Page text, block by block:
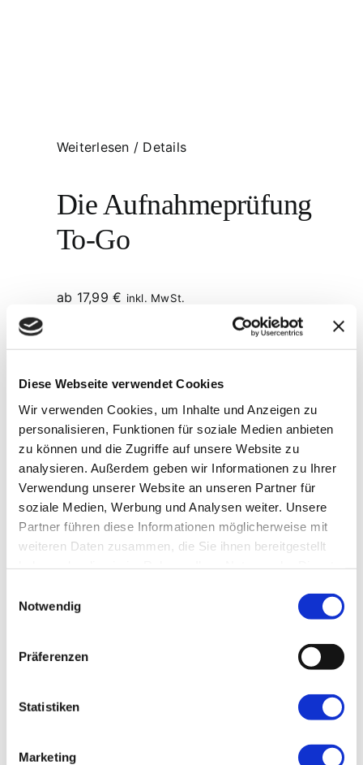
Diese Webseite verwendet Cookies
Wir verwenden Cookies, um Inhalte und Anzeigen zu
personalisieren, Funktionen für soziale Medien anbieten
zu können und die Zugriffe auf unsere Website zu
analysieren. Außerdem geben wir Informationen zu Ihrer
Verwendung unserer Website an unseren Partner für
soziale Medien, Werbung und Analysen weiter. Unsere
Partner führen diese Informationen möglicherweise mit
weiteren Daten zusammen, die Sie ihnen bereitgestellt
Notwendig
Präferenzen
Statistiken
Marketing
Weiterlesen / Details
Die Aufnahmeprüfung
To-Go
ab 17,99€ inkl. MwSt.
Das Spiel ums Leben